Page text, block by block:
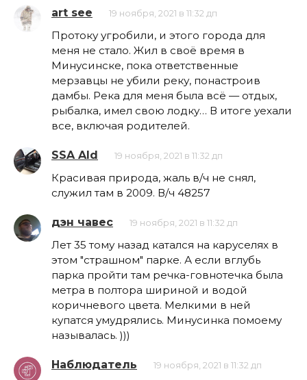
art see 19 ноября, 2021 в 11:32 дп
Протоку угробили, и этого города для
меня не стало. Жил в своё время в
Минусинске, пока ответственные
мерзавцы не убили реку, понастроив
дамбы. Река для меня была всё — отдых,
рыбалка, имел свою лодку… В итоге уехали
все, включая родителей.
SSA Ald 19 ноября, 2021 в 11:32 дп
Красивая природа, жаль в/ч не снял,
служил там в 2009. В/ч 48257
дэн чавес 19 ноября, 2021 в 11:32 дп
Лет 35 тому назад катался на каруселях в
этом "страшном" парке. А если вглубь
парка пройти там речка-говнотечка была
метра в полтора шириной и водой
коричневого цвета. Мелкими в ней
купатся умудрялись. Минусинка помоему
называлась. )))
Наблюдатель 19 ноября, 2021 в 11:32 дп